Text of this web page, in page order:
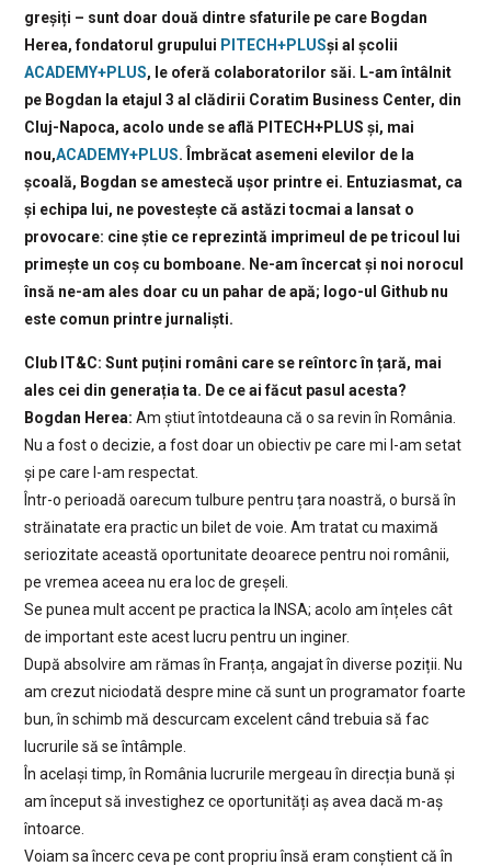
greșiți – sunt doar două dintre sfaturile pe care Bogdan
Herea, fondatorul grupului PITECH+PLUSși al școlii
ACADEMY+PLUS, le oferă colaboratorilor săi. L-am întâlnit
pe Bogdan la etajul 3 al clădirii Coratim Business Center, din
Cluj-Napoca, acolo unde se află PITECH+PLUS și, mai
nou,ACADEMY+PLUS. Îmbrăcat asemeni elevilor de la
școală, Bogdan se amestecă ușor printre ei. Entuziasmat, ca
și echipa lui, ne povestește că astăzi tocmai a lansat o
provocare: cine știe ce reprezintă imprimeul de pe tricoul lui
primește un coș cu bomboane. Ne-am încercat și noi norocul
însă ne-am ales doar cu un pahar de apă; logo-ul Github nu
este comun printre jurnaliști.
Club IT&C: Sunt puțini români care se reîntorc în țară, mai
ales cei din generația ta. De ce ai făcut pasul acesta?
Bogdan Herea: Am știut întotdeauna că o sa revin în România.
Nu a fost o decizie, a fost doar un obiectiv pe care mi l-am setat
și pe care l-am respectat.
Într-o perioadă oarecum tulbure pentru țara noastră, o bursă în
străinatate era practic un bilet de voie. Am tratat cu maximă
seriozitate această oportunitate deoarece pentru noi românii,
pe vremea aceea nu era loc de greșeli.
Se punea mult accent pe practica la INSA; acolo am înțeles cât
de important este acest lucru pentru un inginer.
După absolvire am rămas în Franța, angajat în diverse poziții. Nu
am crezut niciodată despre mine că sunt un programator foarte
bun, în schimb mă descurcam excelent când trebuia să fac
lucrurile să se întâmple.
În același timp, în România lucrurile mergeau în direcția bună și
am început să investighez ce oportunități aș avea dacă m-aș
întoarce.
Voiam sa încerc ceva pe cont propriu însă eram conștient că în